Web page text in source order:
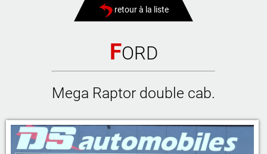
Articles
Vendus
Livraisons
Contact
retour à la liste
FORD
Mega Raptor double cab.